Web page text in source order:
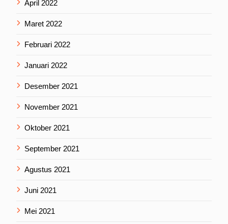
April 2022
Maret 2022
Februari 2022
Januari 2022
Desember 2021
November 2021
Oktober 2021
September 2021
Agustus 2021
Juni 2021
Mei 2021